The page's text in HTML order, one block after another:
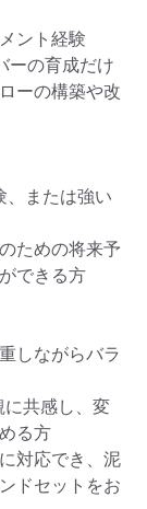
ント経験
ーの育成だけ
ーの構築や改
または強い
ための将来予
できる方
しながらバラ
共感し、変
る方
対応でき、泥
ドセットをお